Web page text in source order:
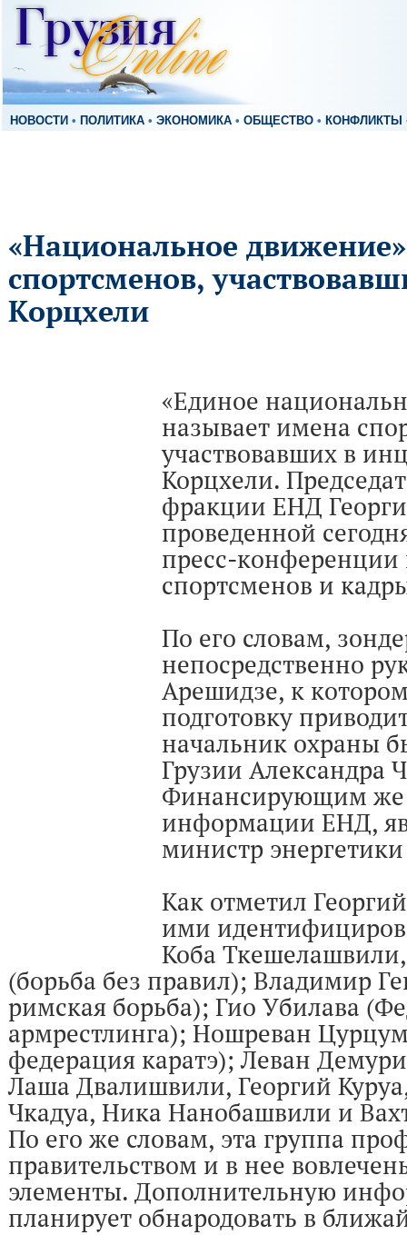
НОВОСТИ • ПОЛИТИКА • ЭКОНОМИКА • ОБЩЕСТВО • КОНФЛИКТЫ
«Национальное
спортсменов,
Корцхели
«Единое
называет имена
участвовавших в
Корцхели.
фракции ЕНД
проведенной
пресс-конференции
спортсменов и
По его словам,
непосредственно
Арешидзе, к
подготовку
начальник охраны
Грузии Александра
Финансирующим же
информации ЕНД,
министр
Как отметил
ими
Коба
(борьба без правил); Владимир
римская борьба); Гио Убилава
армрестлинга); Ношреван
федерация каратэ); Леван
Лаша Двалишвили, Георгий
Чкадуа, Ника Нанобашвили и
По его же словам, эта группа
правительством и в нее
элементы. Дополнительную
планирует обнародовать в